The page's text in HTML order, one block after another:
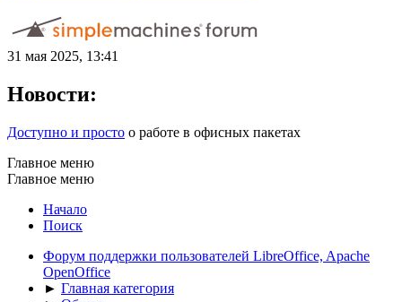
31 мая 2025, 13:41
Новости:
Доступно и просто о работе в офисных пакетах
Главное меню
Главное меню
Начало
Поиск
Форум поддержки пользователей LibreOffice, Apache
OpenOffice
► Главная категория